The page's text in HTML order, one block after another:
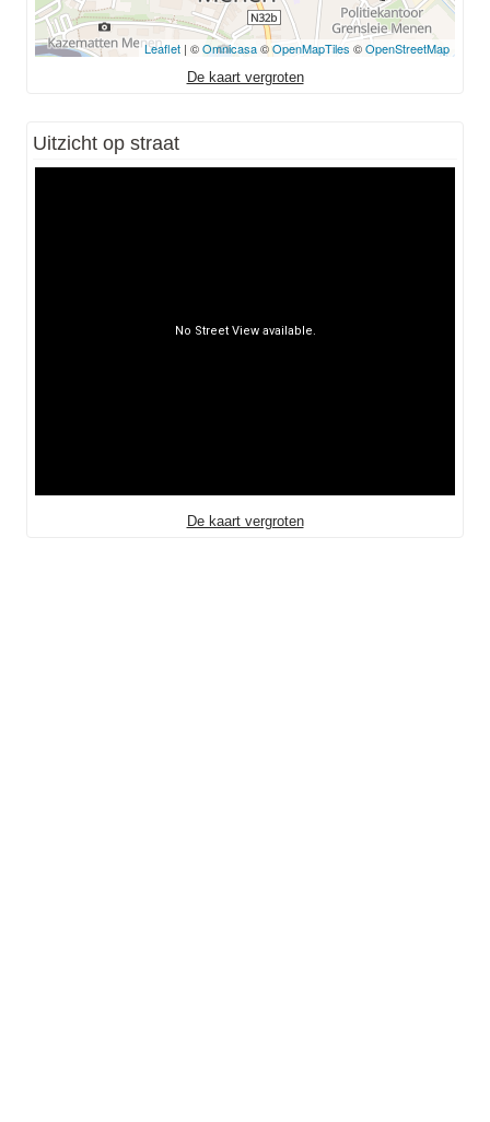
Leaflet| ©Omnicasa©OpenMapTiles ©OpenStreetMap
De kaart vergroten
Uitzicht op straat
De kaart vergroten